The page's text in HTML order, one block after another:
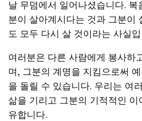
날 무덤에서 일어나셨습니다. 복
분이 살아계시다는 것과 그분이
도 모두 다시 살 것이라는 사실
여러분은 다른 사람에게 봉사하
며, 그분의 계명을 지킴으로써
을 돌릴 수 있습니다. 우리는 여
삶을 기리고 그분의 기적적인 이
유합니다.